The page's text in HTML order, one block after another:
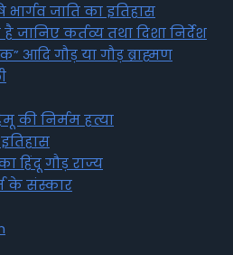
जाति का इतिहास
जानिए कर्तव्य तथा दिशा निर्देश
आदि गौड़ या गौड़ ब्राह्मण
की निर्मम हत्या
हिंदू गौड़ राज्य
के संस्कार